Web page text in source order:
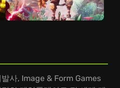
사, Image & Form Games